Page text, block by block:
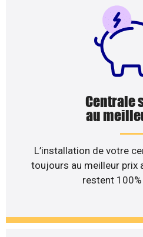
Centrale
au
L’installation de votre
toujours au meilleur prix
restent